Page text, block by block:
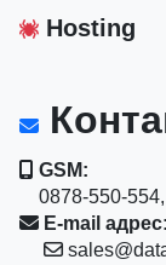
Hosting
GSM:
0878-550-
E-mail адрес: